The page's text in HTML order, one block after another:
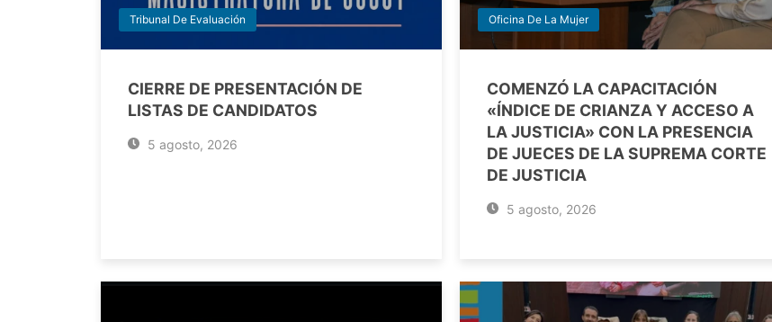
Tribunal De Evaluación
CIERRE DE PRESENTACIÓN DE
LISTAS DE CANDIDATOS
5 agosto, 2026
Oficina De La Mujer
COMENZÓ LA CAPACITACIÓN
«ÍNDICE DE CRIANZA Y ACCESO A
LA JUSTICIA» CON LA PRESENCIA
DE JUECES DE LA SUPREMA CORTE
DE JUSTICIA
5 agosto, 2026